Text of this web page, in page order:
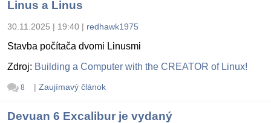
Linus a Linus
30.11.2025 | 19:40 | redhawk1975
Stavba počítača dvomi Linusmi
Zdroj: Building a Computer with the CREATOR of Linux!
8 | Zaujímavý článok
Devuan 6 Excalibur je vydaný